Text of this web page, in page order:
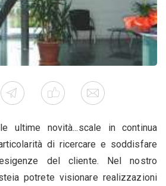
ultime novità...scale in continua
di ricercare e soddisfare
del cliente. Nel nostro
potrete visionare realizzazioni